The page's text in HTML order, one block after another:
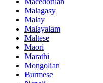
Malagasy
Malay
Malayalam
Maltese
Maori
Marathi
Mongolian
Burmese